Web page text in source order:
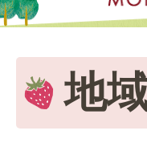
地